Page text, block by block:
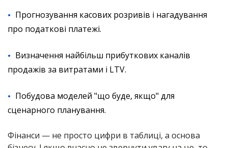
Прогнозування касових розривів і нагадування
про податкові платежі.
Визначення найбільш прибуткових каналів
продажів за витратами і LTV.
Побудова моделей "що буде, якщо" для
сценарного планування.
Фінанси — не просто цифри в таблиці, а основа